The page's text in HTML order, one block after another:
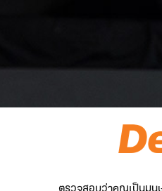
ตรวจสอบว่าคุณเป็นมนุ